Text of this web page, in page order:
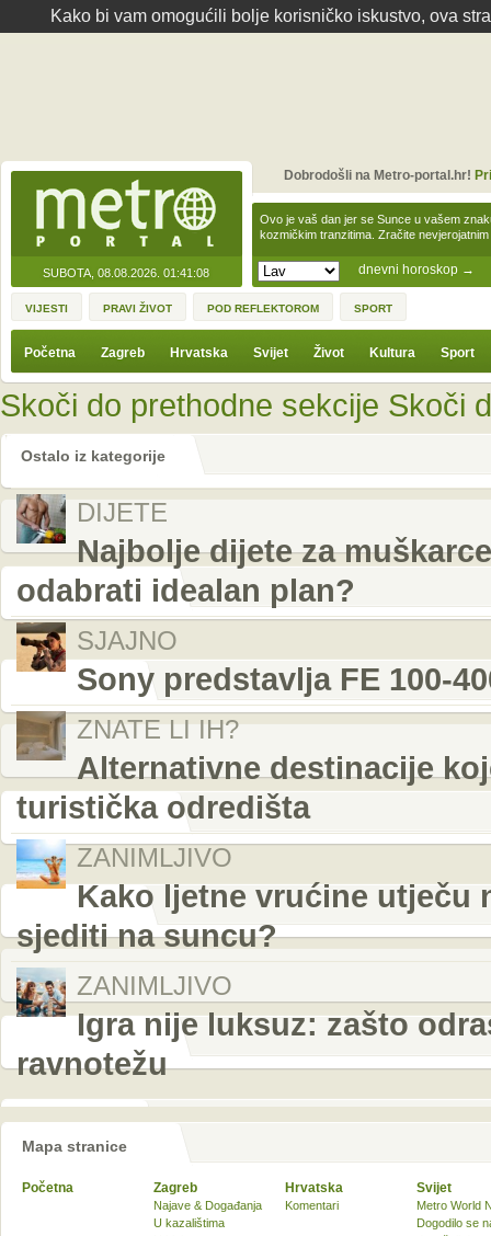
Kako bi vam omogućili bolje korisničko iskustvo, ova
SUBOTA, 08.08.2026. 01:41:08 dnevni horoskop →
Ovo je vaš dan jer se Sunce u vašem
kozmičkim tranzitima. Zračite
Dobrodošli na Metro-portal.hr!
VIJESTI PRAVI ŽIVOT POD REFLEKTOROM SPORT
Početna Zagreb Hrvatska Svijet Život Kultura Sport
Skoči do prethodne sekcije Skoči
Ostalo iz kategorije
DIJETE
Najbolje dijete za
odabrati idealan plan?
SJAJNO
Sony predstavlja FE 100-
ZNATE LI IH?
Alternativne destinacije
turistička odredišta
ZANIMLJIVO
Kako ljetne vrućine utječu
sjediti na suncu?
ZANIMLJIVO
Igra nije luksuz: zašto
ravnotežu
Mapa stranice
Početna Zagreb
Najave & Događanja
U kazalištima
Hrvatska
Komentari
Svijet
Metro World
Dogodilo se